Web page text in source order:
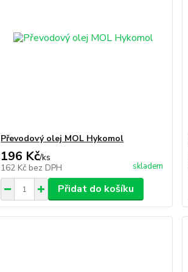
Převodový olej MOL Hykomol
196 Kč/ks
162 Kč bez DPH skladem
Přidat do košíku